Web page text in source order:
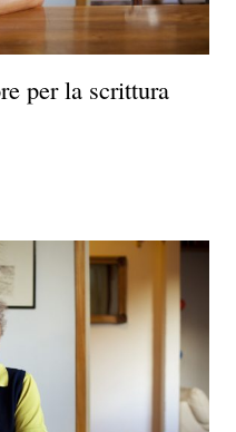
per la scrittura